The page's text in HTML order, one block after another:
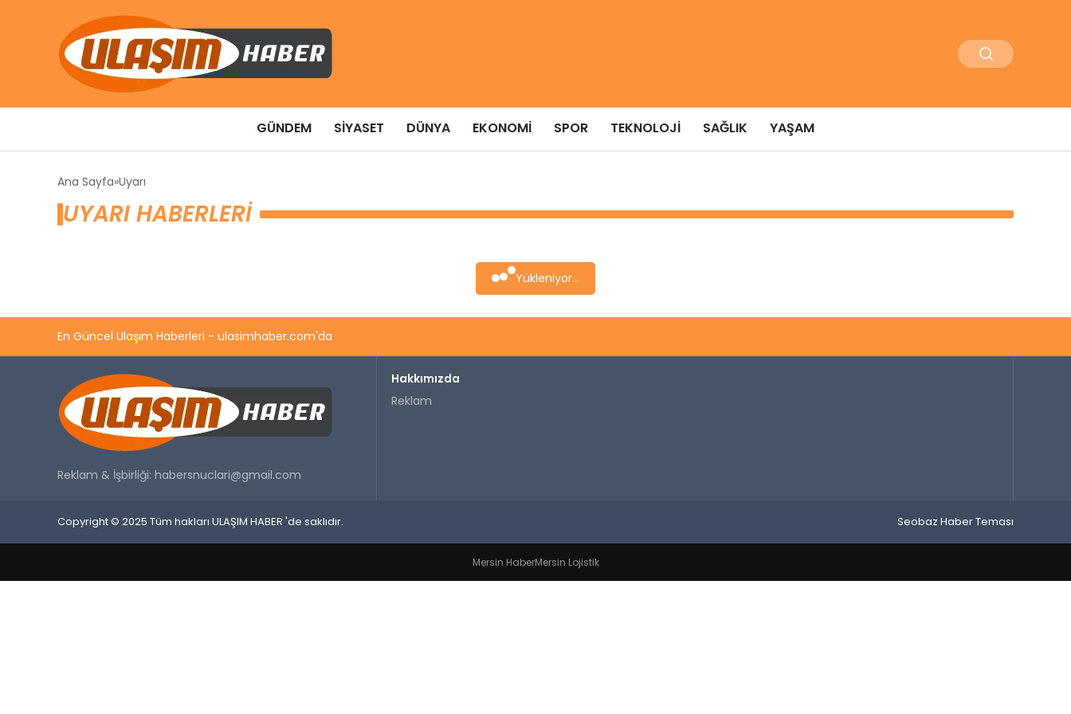
GÜNDEM SIYASET DÜNYA EKONOMI SPOR TEKNOLOJI SAĞLIK YAŞAM
Ana Sayfa Uyarı
UYARI HABERLERI
Yükleniyor...
En Güncel Ulaşım Haberleri - ulasimhaber.com'da
Reklam & İşbirliği: habersnuclari@gmail.com
Hakkımızda
Reklam
Copyright © 2025 Tüm hakları ULAŞIM HABER 'de saklıdır. Seobaz Haber Teması
Mersin HaberMersin Lojistik